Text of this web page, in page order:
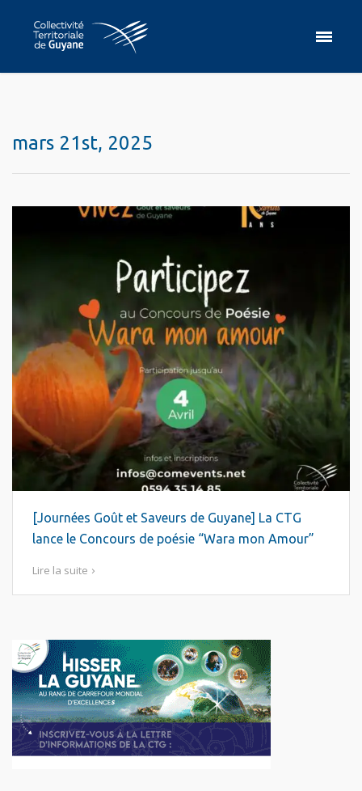
mars 21st, 2025
[Journées Goût et Saveurs de Guyane] La CTG
lance le Concours de poésie “Wara mon Amour”
Lire la suite